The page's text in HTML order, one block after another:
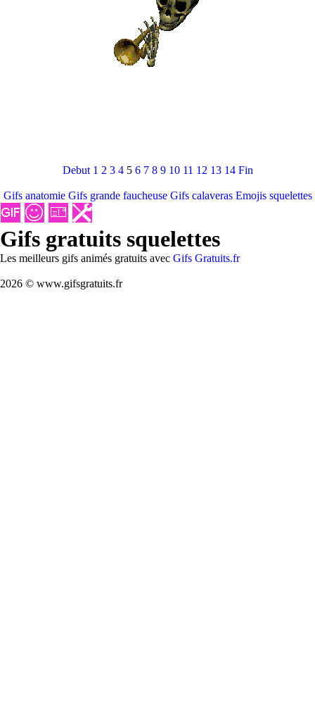
Debut 1 2 3 4 5 6 7 8 9 10 11 12 13 14 Fin
Gifs anatomie Gifs grande faucheuse Gifs calaveras Emojis squelettes
Gifs gratuits squelettes
Les meilleurs gifs animés gratuits avec Gifs Gratuits.fr
2026 © www.gifsgratuits.fr